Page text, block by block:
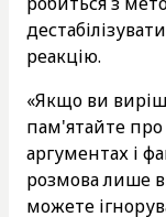
реакцію.
«Якщо ви
пам'ятайте про
аргументах і
розмова лише
можете